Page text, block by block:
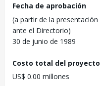
Fecha de aprobación
(a partir de la presentación
ante el Directorio)
30 de junio de 1989
Costo total del proyecto
US$ 0.00 millones